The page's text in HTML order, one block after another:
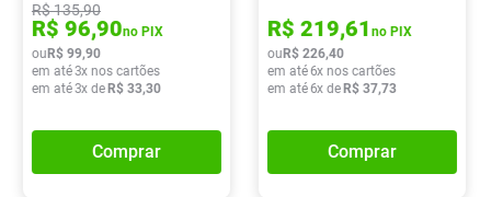
R$135,90
R$ 96,90no PIX
ou R$ 99,90
em até3x nos cartões
em até3x de R$ 33,30
Comprar
R$ 219,61 no PIX
ou R$ 226,40
em até6x nos cartões
em até6x de R$ 37,73
Comprar